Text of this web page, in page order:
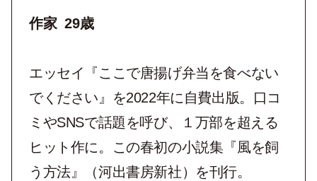
作家 29歳
エッセイ『ここで唐揚げ弁当を食べない
でください』を2022年に自費出版。口コ
ミやSNSで話題を呼び、１万部を超える
ヒット作に。この春初の小説集『風を飼
う方法』（河出書房新社）を刊行。